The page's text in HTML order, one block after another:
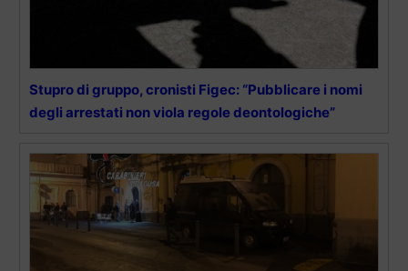
Stupro di gruppo, cronisti Figec: “Pubblicare i nomi
degli arrestati non viola regole deontologiche”